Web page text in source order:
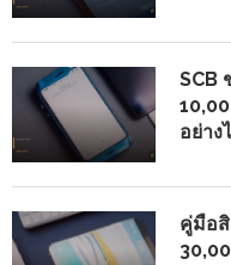
SCB
อย่าง
คู่มือ